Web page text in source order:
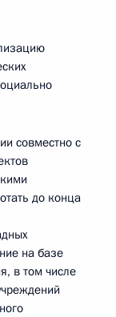
совместно с
до конца
на базе
в том числе